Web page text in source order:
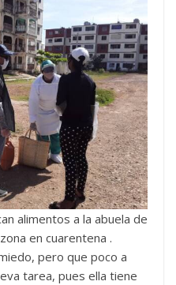
alimentos a la abuela de
en cuarentena .
pero que poco a
tarea, pues ella tiene